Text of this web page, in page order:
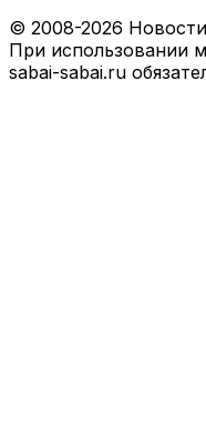
© 2008-2026
При использовании
sabai-sabai.ru